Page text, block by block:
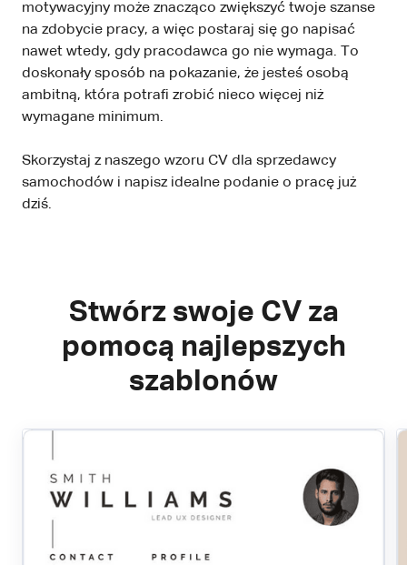
motywacyjny może znacząco zwiększyć twoje szanse
na zdobycie pracy, a więc postaraj się go napisać
nawet wtedy, gdy pracodawca go nie wymaga. To
doskonały sposób na pokazanie, że jesteś osobą
ambitną, która potrafi zrobić nieco więcej niż
wymagane minimum.
Skorzystaj z naszego wzoru CV dla sprzedawcy
samochodów i napisz idealne podanie o pracę już
dziś.
Stwórz swoje CV za
pomocą najlepszych
szablonów